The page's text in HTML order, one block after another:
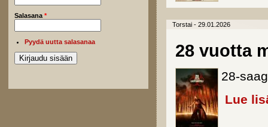
Salasana *
Pyydä uutta salasanaa
Torstai - 29.01.2026
28 vuotta
28-
Lue